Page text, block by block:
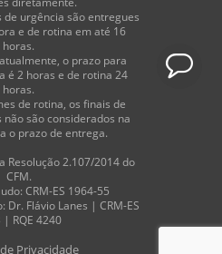
de urgência são entregues
e de rotina em até 16
horas.
o prazo para
é 2 horas e de rotina 24
horas.
de rotina, os finais de
são considerados na
o prazo de entrega.
Resolução 2.107/2014 do
CFM.
CRM-ES 1964-55
Dr. Flávio Lanes | CRM-ES
| RQE 4240
Privacidade